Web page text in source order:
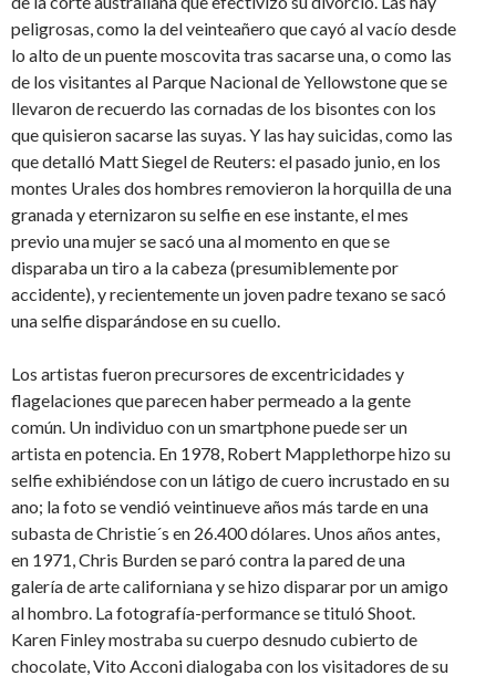
peligrosas, como la del veinteañero que cayó al vacío desde
lo alto de un puente moscovita tras sacarse una, o como las
de los visitantes al Parque Nacional de Yellowstone que se
llevaron de recuerdo las cornadas de los bisontes con los
que quisieron sacarse las suyas. Y las hay suicidas, como las
que detalló Matt Siegel de Reuters: el pasado junio, en los
montes Urales dos hombres removieron la horquilla de una
granada y eternizaron su selfie en ese instante, el mes
previo una mujer se sacó una al momento en que se
disparaba un tiro a la cabeza (presumiblemente por
accidente), y recientemente un joven padre texano se sacó
una selfie disparándose en su cuello.
Los artistas fueron precursores de excentricidades y
flagelaciones que parecen haber permeado a la gente
común. Un individuo con un smartphone puede ser un
artista en potencia. En 1978, Robert Mapplethorpe hizo su
selfie exhibiéndose con un látigo de cuero incrustado en su
ano; la foto se vendió veintinueve años más tarde en una
subasta de Christie´s en 26.400 dólares. Unos años antes,
en 1971, Chris Burden se paró contra la pared de una
galería de arte californiana y se hizo disparar por un amigo
al hombro. La fotografía-performance se tituló Shoot.
Karen Finley mostraba su cuerpo desnudo cubierto de
chocolate, Vito Acconi dialogaba con los visitadores de su